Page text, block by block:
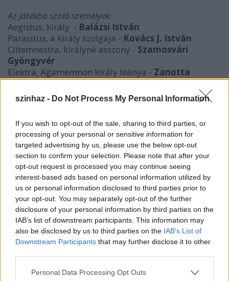
szinhaz - Do Not Process My Personal Information
If you wish to opt-out of the sale, sharing to third parties, or
processing of your personal or sensitive information for
targeted advertising by us, please use the below opt-out
section to confirm your selection. Please note that after your
opt-out request is processed you may continue seeing
interest-based ads based on personal information utilized by
us or personal information disclosed to third parties prior to
your opt-out. You may separately opt-out of the further
disclosure of your personal information by third parties on the
IAB’s list of downstream participants. This information may
also be disclosed by us to third parties on the IAB’s List of
Downstream Participants that may further disclose it to other
Please note that this website/app uses one or more Google
Personal Data Processing Opt Outs
Az játékba szóló személyek:
Aegistus, király - Balázsi István
Parasitus, a király szolgája - Kovács J. István
Clitemnestra, királyné asszony - Szamosvári
Gyöngyvér
Elektra, Agamemnon király leánya - Zanotta
Veronika
Chrisothemis, Elektrának húga -Kovács Éva
Keller Veronika
Mester, Orestes oktatója -Nagy Zsolt
Eszközök -Kovács J. István
Jelmez -Zanotta Veronika
Fény, hang -Urbán Gergő
Zenei szerkesztő -Dénes Roland
RENDEZŐ - BUCZ HUNOR
Bemutató: 2006. november 25.
További előadások:
2006. november 27., 28.
2006. december 6., 7., 8.
Az előadások este 7 órakor kezdődnek.